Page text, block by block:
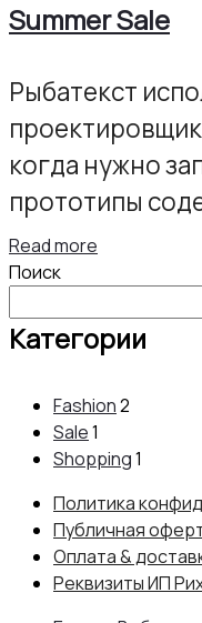
Summer Sale
Рыбатекст
когда нужно
прототипы
Read more
Поиск
Категории
Fashion2
Sale1
Shopping1
Политика
Публичная
Оплата &
Реквизиты ИП